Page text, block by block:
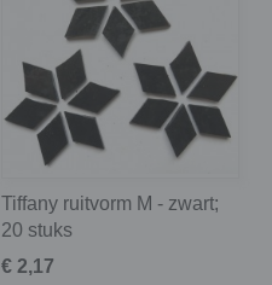
Tiffany ruitvorm M - zwart;
20 stuks
€ 2,17